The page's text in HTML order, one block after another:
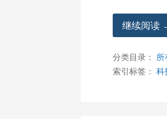
继续阅读
分类目录： 所
索引标签：科